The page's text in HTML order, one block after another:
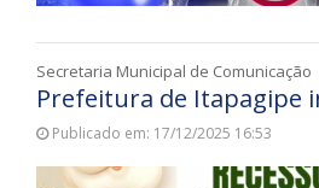
Secretaria Municipal de Comunicação
Prefeitura de Itapagipe
Publicado em: 17/12/2025 16:53